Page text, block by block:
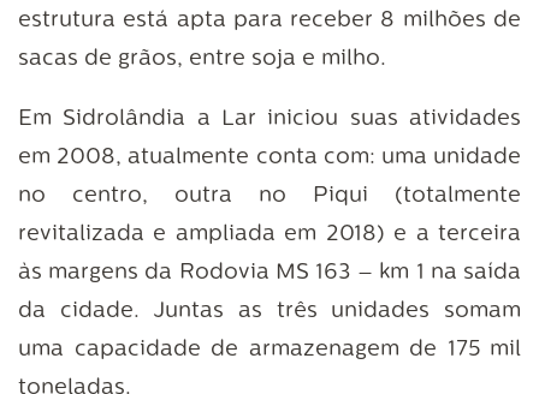
estrutura está apta para receber 8 milhões de
sacas de grãos, entre soja e milho.
Em Sidrolândia a Lar iniciou suas atividades
em 2008, atualmente conta com: uma unidade
no centro, outra no Piqui (totalmente
revitalizada e ampliada em 2018) e a terceira
às margens da Rodovia MS 163 – km 1 na saída
da cidade. Juntas as três unidades somam
uma capacidade de armazenagem de 175 mil
toneladas.